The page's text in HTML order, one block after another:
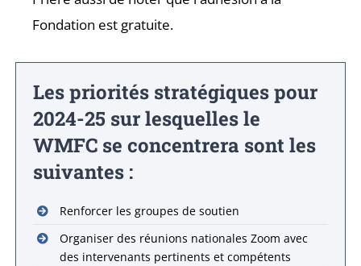
Fondation est gratuite.
Les priorités stratégiques pour
2024-25 sur lesquelles le
WMFC se concentrera sont les
suivantes :
Renforcer les groupes de soutien
Organiser des réunions nationales Zoom avec
des intervenants pertinents et compétents